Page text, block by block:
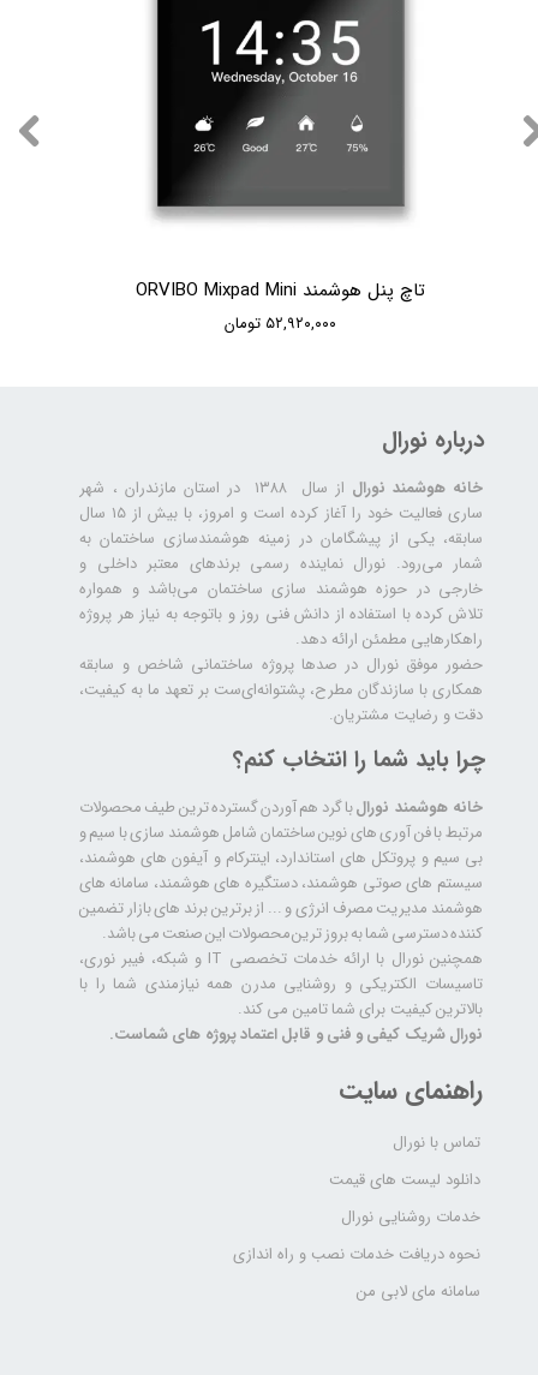
تاچ پنل هوشمند ORVIBO Mixpad Mini
۵۲,۹۲۰,۰۰۰ تومان
درباره نورال
خانه هوشمند نورال
از سال ۱۳۸۸ در استان مازندران ، شهر
ساری فعالیت خود را آغاز کرده است و امروز، با بیش از ۱۵ سال
سابقه، یکی از پیشگامان در زمینه هوشمندسازی ساختمان به
شمار می‌رود. نورال نماینده رسمی برندهای معتبر داخلی و
خارجی در حوزه هوشمند سازی ساختمان می‌باشد و همواره
تلاش کرده با استفاده از دانش فنی روز و باتوجه به نیاز هر پروژه
راهکارهایی مطمئن ارائه دهد.
حضور موفق نورال در صدها پروژه‌ ساختمانی شاخص و سابقه
همکاری با سازندگان مطرح، پشتوانه‌ای‌ست بر تعهد ما به کیفیت،
دقت و رضایت مشتریان.
راهنمای سایت
تماس با نورال
دانلود لیست های قیمت
خدمات روشنایی نورال
نحوه دریافت خدمات نصب و راه اندازی
سامانه مای لابی من
چرا باید شما را انتخاب کنم؟
خانه هوشمند نورالبا گرد هم آوردن گسترده ترین طیف محصولات
مرتبط با فن آوری های نوین ساختمان شامل هوشمند سازی با سیم و
بی سیم و پروتکل های استاندارد، اینترکام و آیفون های هوشمند،
سیستم های صوتی هوشمند، دستگیره های هوشمند، سامانه های
هوشمند مدیریت مصرف انرژی و ... از برترین برند های بازار تضمین
کننده دسترسی شما به بروز ترین محصولات این صنعت می باشد.
همچنین نورال با ارائه خدمات تخصصی IT و شبکه، فیبر نوری،
تاسیسات الکتریکی و روشنایی مدرن همه نیازمندی شما را با
بالاترین کیفیت برای شما تامین می کند.
نورال شریک کیفی و فنی و قابل اعتماد پروژه های شماست.